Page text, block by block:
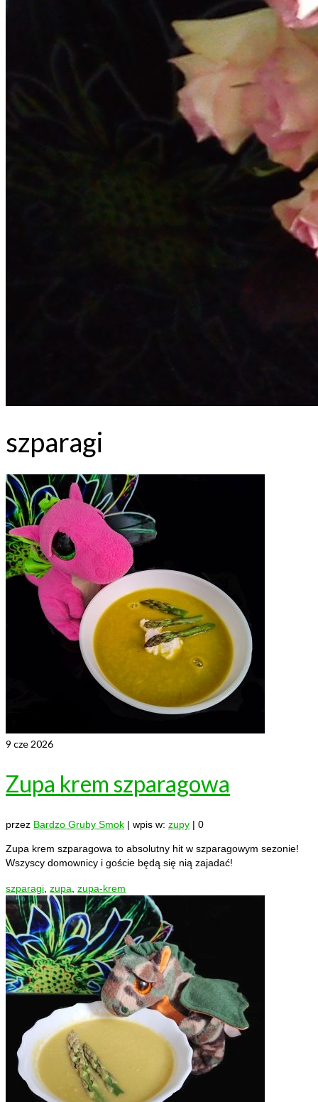
szparagi
9 cze 2026
Zupa krem szparagowa
przez Bardzo Gruby Smok | wpis w: zupy | 0
Zupa krem szparagowa to absolutny hit w szparagowym sezonie!
Wszyscy domownicy i goście będą się nią zajadać!
szparagi zupa zupa-krem